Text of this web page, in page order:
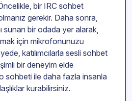
bir IRC sohbet
gerekir. Daha sonra,
sunan bir odada yer alarak,
için mikrofonunuzu
katılımcılarla sesli sohbet
bir deneyim elde
sohbeti ile daha fazla insanla
kurabilirsiniz.